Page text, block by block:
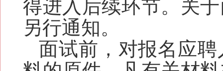
得进入后续环节。关
另行通知。
面试前，对报名应